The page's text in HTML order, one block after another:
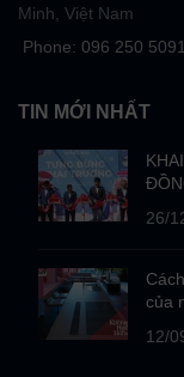
Minh, Việt Nam
Phone: 096 250 5091
TIN MỚI NHẤT
26/
của
12/